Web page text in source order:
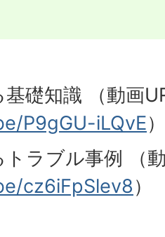
基礎知識 （動画
P9gGU-iLQvE）
トラブル事例 （
cz6iFpSlev8）